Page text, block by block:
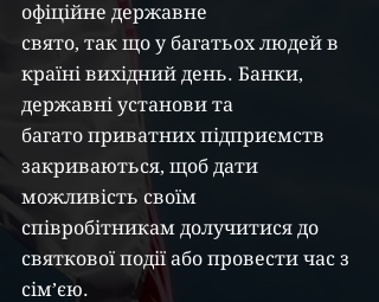
офіційне державне
свято, так що у багатьох людей в
країні вихідний день. Банки,
державні установи та
багато приватних підприємств
закриваються, щоб дати
можливість своїм
співробітникам долучитися до
святкової події або провести час з
сім’єю.